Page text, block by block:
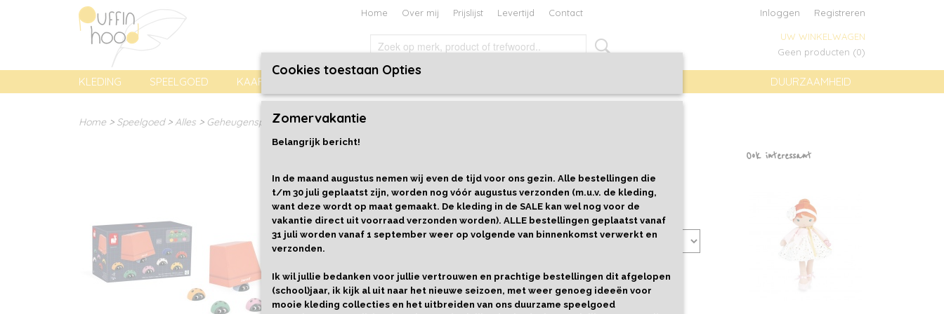
Home Over mij Prijslijst Levertijd Contact Inloggen Registreren
UW WINKELWAGEN
Geen producten (0)
DUURZAAMHEID
KLEDING SPEELGOED KAARTEN, PRENTEN EN BOEKEN
Home > Speelgoed>Alles > Geheugenspel Lieveheersbeestjes
€ 19,99
Cadeaupapier Aantal
IN WINKELWAGEN
Ook interessant
Cookies toestaan Opties
Zomervakantie
Belangrijk bericht!
In de maand augustus nemen wij even de tijd voor ons gezin. Alle bestellingen die
t/m 30 juli geplaatst zijn, worden nog vóór augustus verzonden (m.u.v. de kleding,
want deze wordt op maat gemaakt. De kleding in de SALE kan wel nog voor de
vakantie direct uit voorraad verzonden worden). ALLE bestellingen geplaatst vanaf
31 juli worden vanaf 1 september weer op volgende van binnenkomst verwerkt en
verzonden.
Ik wil jullie bedanken voor jullie vertrouwen en prachtige bestellingen dit afgelopen
(school)jaar, ik kijk al uit naar het nieuwe seizoen, met weer genoeg ideeën voor
mooie kleding collecties en het uitbreiden van ons duurzame speelgoed